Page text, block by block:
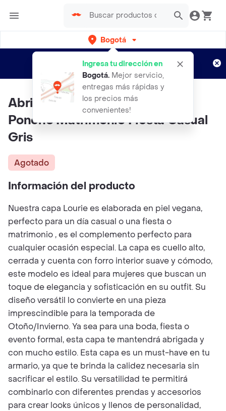
Bogotá
Ingresa tu dirección en
Bogotá. Mejor servicio,
entregas más rápidas y
los precios más
convenientes!
envíos gratis por semanas
Aplican TyC
Abrigo Capa Lourie Cuello Alto
Poncho Matrimonio Fiesta Casual
Gris
Agotado
Información del producto
Nuestra capa Lourie es elaborada en piel vegana,
perfecto para un día casual o una fiesta o
matrimonio , es el complemento perfecto para
cualquier ocasión especial. La capa es cuello alto,
cerrada y cuenta con forro interior suave y cómodo,
este modelo es ideal para mujeres que buscan un
toque de elegancia y sofisticación en su outfit. Su
diseño versátil lo convierte en una pieza
imprescindible para la temporada de
Otoño/Invierno. Ya sea para una boda, fiesta o
evento formal, esta capa te mantendrá abrigada y
con mucho estilo. Esta capa es un must-have en tu
armario, ya que te brinda la calidez necesaria sin
sacrificar el estilo. Su versatilidad te permitirá
combinarlo con diferentes prendas y accesorios
para crear looks únicos y llenos de personalidad,